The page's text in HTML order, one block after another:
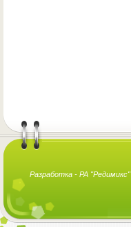
Разработка - РА "Редимикс"